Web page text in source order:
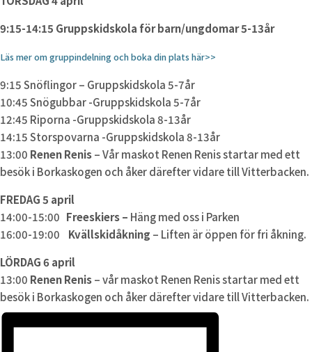
9:15-14:15 Gruppskidskola för barn/ungdomar 5-13år
Läs mer om gruppindelning och boka din plats här>>
9:15 Snöflingor – Gruppskidskola 5-7år
10:45 Snögubbar -Gruppskidskola 5-7år
12:45 Riporna -Gruppskidskola 8-13år
14:15 Storspovarna -Gruppskidskola 8-13år
13:00 Renen Renis– Vår maskot Renen Renis startar med ett
besök i Borkaskogen och åker därefter vidare till Vitterbacken.
FREDAG 5 april
14:00-15:00 Freeskiers – Häng med oss i Parken
16:00-19:00
Kvällskidåkning – Liften är öppen för fri åkning.
LÖRDAG 6 april
13:00 Renen Renis– vår maskot Renen Renis startar med ett
besök i Borkaskogen och åker därefter vidare till Vitterbacken.